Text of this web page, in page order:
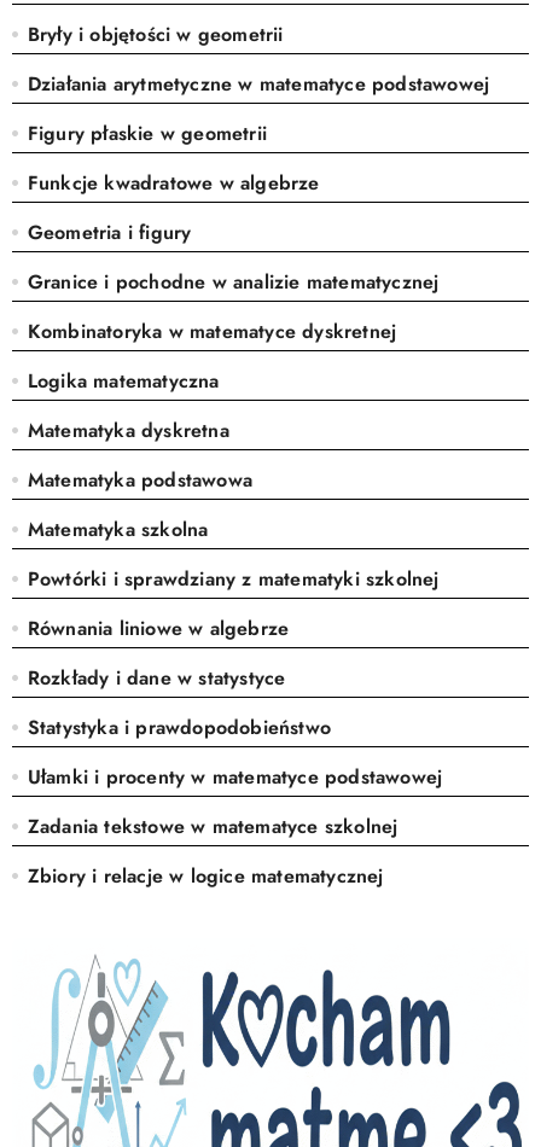
Bryły i objętości w geometrii
Działania arytmetyczne w matematyce podstawowej
Figury płaskie w geometrii
Funkcje kwadratowe w algebrze
Geometria i figury
Granice i pochodne w analizie matematycznej
Kombinatoryka w matematyce dyskretnej
Logika matematyczna
Matematyka dyskretna
Matematyka podstawowa
Matematyka szkolna
Powtórki i sprawdziany z matematyki szkolnej
Równania liniowe w algebrze
Rozkłady i dane w statystyce
Statystyka i prawdopodobieństwo
Ułamki i procenty w matematyce podstawowej
Zadania tekstowe w matematyce szkolnej
Zbiory i relacje w logice matematycznej